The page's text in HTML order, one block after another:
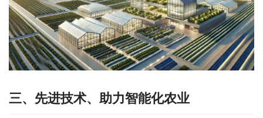
三、先进技术、助力智能化农业